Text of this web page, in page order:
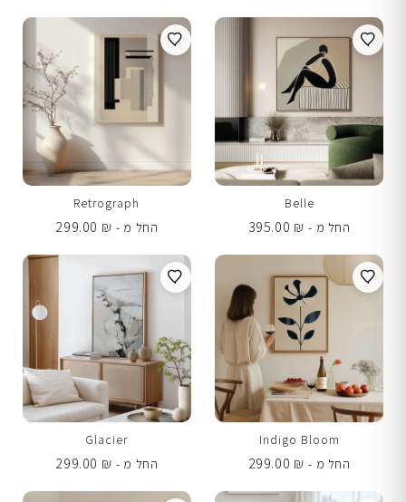
Belle
החל מ -
395.00 ₪
Retrograph
החל מ -
299.00 ₪
Indigo Bloom
החל מ -
299.00 ₪
Glacier
החל מ -
299.00 ₪